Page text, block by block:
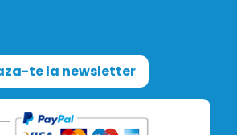
te la newsletter